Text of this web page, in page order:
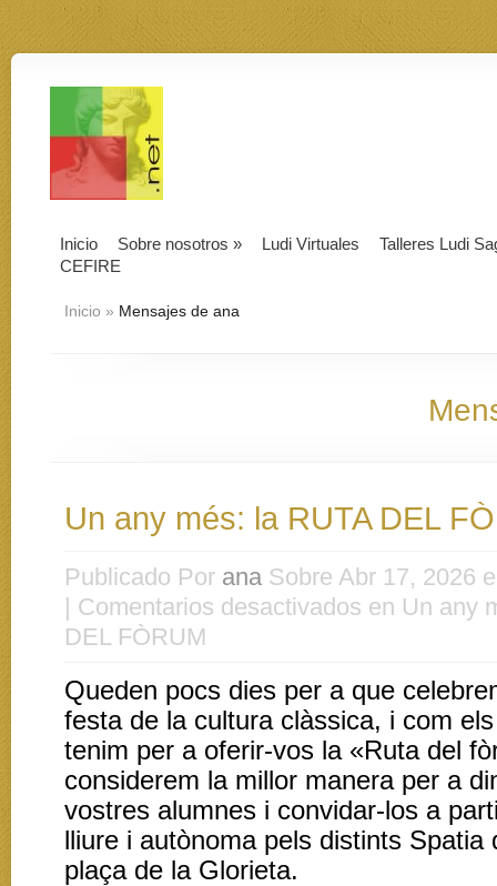
Inicio Sobre nosotros » Ludi Virtuales
Talleres Ludi
CEFIRE
Inicio » Mensajes de ana
Un any més: la RUTA DEL
Publicado Por ana Sobre Abr 17, 2026
| Comentarios desactivados en Un any
DEL FÒRUM
Queden pocs dies per a que
festa de la cultura clàssica, i com
tenim per a oferir-vos la «Ruta del
considerem la millor manera per a
vostres alumnes i convidar-los a
lliure i autònoma pels distints Spatia
plaça de la Glorieta.